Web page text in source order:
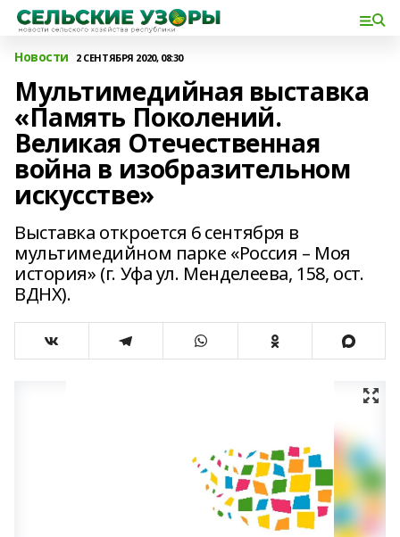
Новости 2 СЕНТЯБРЯ 2020, 08:30
Мультимедийная выставка
«Память Поколений.
Великая Отечественная
война в изобразительном
искусстве»
Выставка откроется 6 сентября в
мультимедийном парке «Россия – Моя
история» (г. Уфа ул. Менделеева, 158, ост.
ВДНХ).